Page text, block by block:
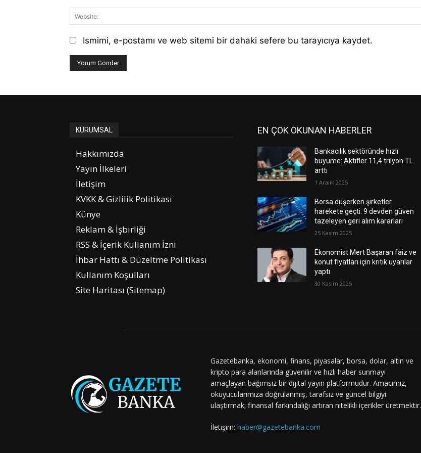
Ismimi, e-postamı ve web sitemi bir dahaki sefere bu tarayıcıya kaydet.
KURUMSAL
Hakkımızda
Yayın İlkeleri
İletişim
KVKK & Gizlilik Politikası
Künye
Reklam & İşbirliği
RSS & İçerik Kullanım İzni
İhbar Hattı & Düzeltme Politikası
Kullanım Koşulları
Site Haritası (Sitemap)
EN ÇOK OKUNAN HABERLER
Bankacılık sektöründe hızlı
büyüme: Aktifler 11,4 trilyon TL
arttı
1 Aralık 2025
Borsa düşerken şirketler
harekete geçti: 9 devden güven
tazeleyen geri alım kararları
25 Kasım 2025
Ekonomist Mert Başaran faiz ve
konut fiyatları için kritik uyarılar
yaptı
30 Kasım 2025
Gazetebanka, ekonomi, finans, piyasalar, borsa, dolar, altın ve
kripto para alanlarında güvenilir ve hızlı haber sunmayı
amaçlayan bağımsız bir dijital yayın platformudur. Amacımız,
okuyucularımıza doğrulanmış, tarafsız ve güncel bilgiyi
ulaştırmak; finansal farkındalığı artıran nitelikli içerikler üretmektir.
İletişim: haber@gazetebanka.com